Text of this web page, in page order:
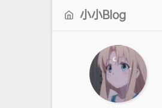
小小Blog